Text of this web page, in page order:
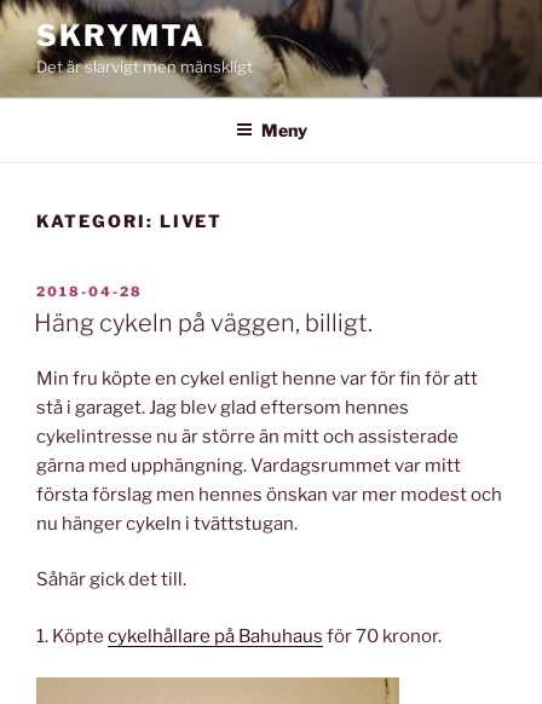
Hoppa
innehåll
SKRYMTA
Det är slarvigt men mänskligt
Meny
KATEGORI: LIVET
PUBLICERAT
2018-04-28
Häng cykeln på väggen, billigt.
Min fru köpte en cykel enligt henne var för fin för att
stå i garaget. Jag blev glad eftersom hennes
cykelintresse nu är större än mitt och assisterade
gärna med upphängning. Vardagsrummet var mitt
första förslag men hennes önskan var mer modest och
nu hänger cykeln i tvättstugan.
Såhär gick det till.
1. Köpte cykelhållare på Bahuhaus för 70 kronor.